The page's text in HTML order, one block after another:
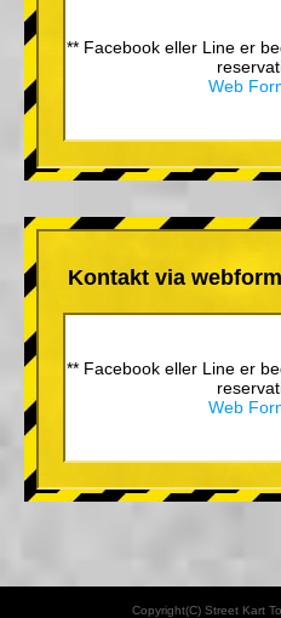
** Facebook eller Line er
Web
Kontakt via
** Facebook eller Line er
Web
Copyright(C) Street Kart